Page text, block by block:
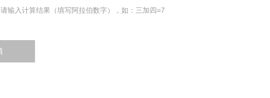
请输入计算结果（填写阿拉伯数字），如：三加四=7